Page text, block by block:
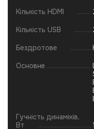
Кількість HDMI
Кількість USB
Бездротове
Основне
Гучність динаміків,
Вт